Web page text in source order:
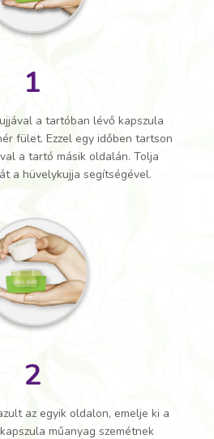
1
a tartóban lévő kapszula
fület. Ezzel egy időben tartson
a tartó másik oldalán. Tolja
a hüvelykujja segítségével.
2
az egyik oldalon, emelje ki a
műanyag szemétnek